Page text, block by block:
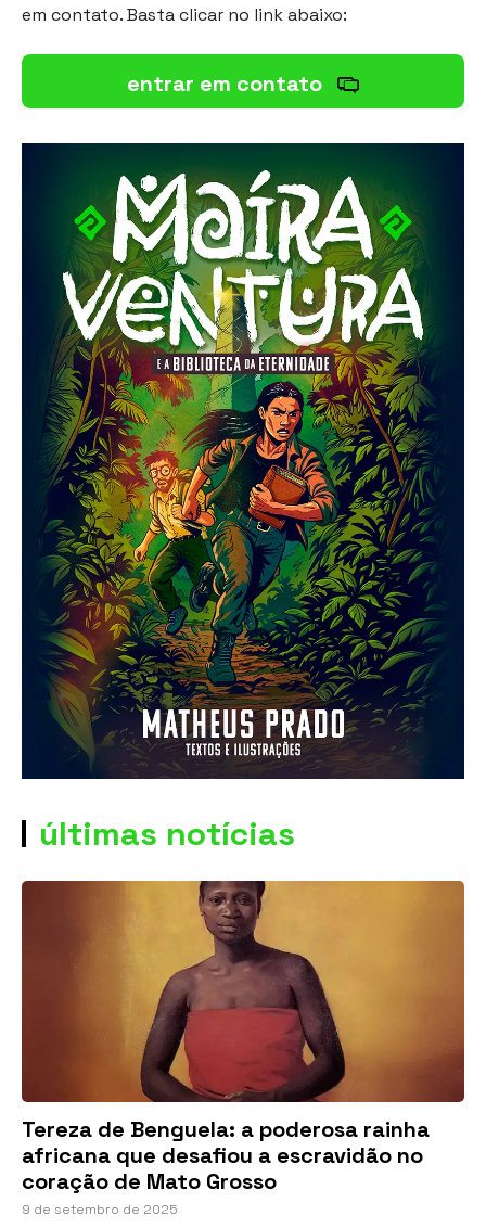
em contato. Basta clicar no link abaixo:
entrar em contato
últimas notícias
Tereza de Benguela: a poderosa rainha
africana que desafiou a escravidão no
coração de Mato Grosso
9 de setembro de 2025